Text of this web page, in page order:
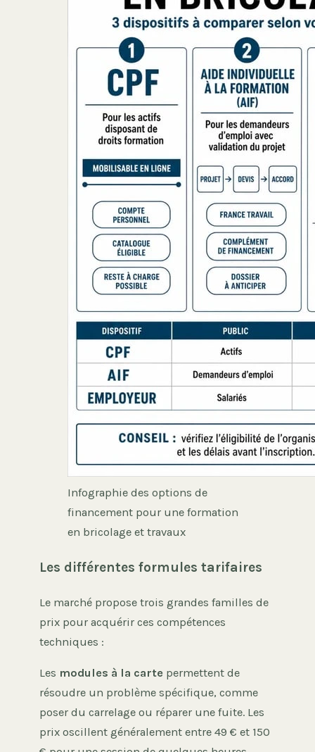
Infographie des options de
financement pour une formation
en bricolage et travaux
Les différentes formules tarifaires
Le marché propose trois grandes familles de
prix pour acquérir ces compétences
techniques :
Les modules à la carte permettent de
résoudre un problème spécifique, comme
poser du carrelage ou réparer une fuite. Les
prix oscillent généralement entre 49 € et 150